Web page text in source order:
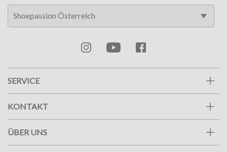
SERVICE
KONTAKT
ÜBER UNS